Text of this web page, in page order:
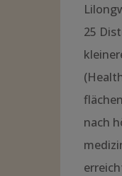
25
nach